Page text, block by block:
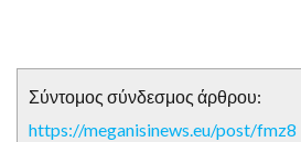
Σύντομος σύνδεσμος άρθρου:
https://meganisinews.eu/post/fmz8